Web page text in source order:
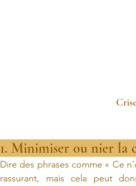
1. Minimiser ou nier la
Dire des phrases comme « Ce